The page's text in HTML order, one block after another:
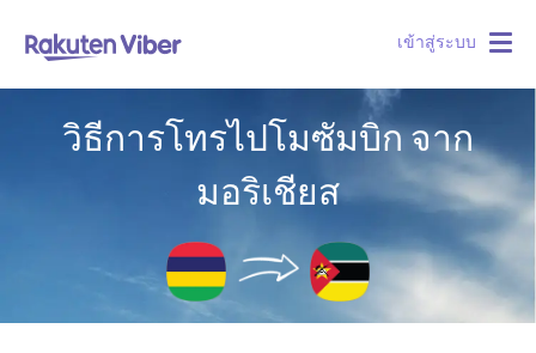
เข้าสู่ระบบ
วิธีการโทรไปโมซัมบิก จาก
มอริเชียส